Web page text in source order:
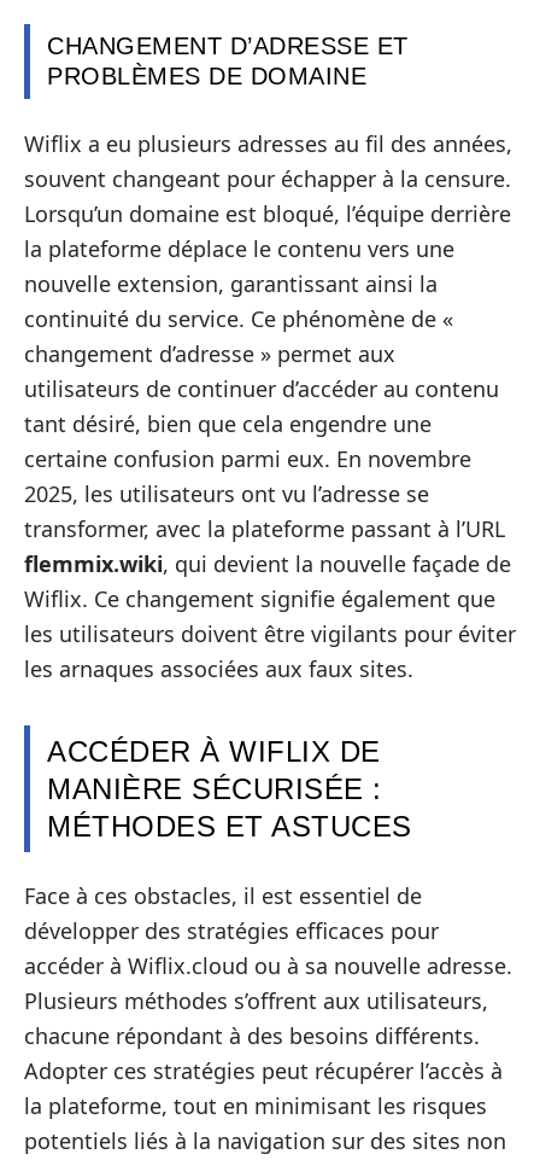
CHANGEMENT D’ADRESSE ET
PROBLÈMES DE DOMAINE
Wiflix a eu plusieurs adresses au fil des années,
souvent changeant pour échapper à la censure.
Lorsqu’un domaine est bloqué, l’équipe derrière
la plateforme déplace le contenu vers une
nouvelle extension, garantissant ainsi la
continuité du service. Ce phénomène de «
changement d’adresse » permet aux
utilisateurs de continuer d’accéder au contenu
tant désiré, bien que cela engendre une
certaine confusion parmi eux. En novembre
2025, les utilisateurs ont vu l’adresse se
transformer, avec la plateforme passant à l’URL
flemmix.wiki, qui devient la nouvelle façade de
Wiflix. Ce changement signifie également que
les utilisateurs doivent être vigilants pour éviter
les arnaques associées aux faux sites.
ACCÉDER À WIFLIX DE
MANIÈRE SÉCURISÉE :
MÉTHODES ET ASTUCES
Face à ces obstacles, il est essentiel de
développer des stratégies efficaces pour
accéder à Wiflix.cloud ou à sa nouvelle adresse.
Plusieurs méthodes s’offrent aux utilisateurs,
chacune répondant à des besoins différents.
Adopter ces stratégies peut récupérer l’accès à
la plateforme, tout en minimisant les risques
potentiels liés à la navigation sur des sites non